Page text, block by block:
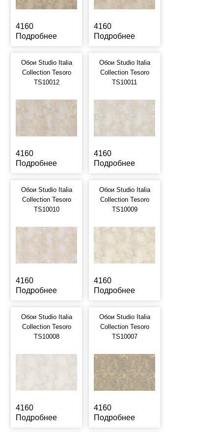
4160
Подробнее
4160
Подробнее
Обои Studio Italia
Collection Tesoro
TS10012
4160
Подробнее
Обои Studio Italia
Collection Tesoro
TS10011
4160
Подробнее
Обои Studio Italia
Collection Tesoro
TS10010
4160
Подробнее
Обои Studio Italia
Collection Tesoro
TS10009
4160
Подробнее
Обои Studio Italia
Collection Tesoro
TS10008
4160
Подробнее
Обои Studio Italia
Collection Tesoro
TS10007
4160
Подробнее